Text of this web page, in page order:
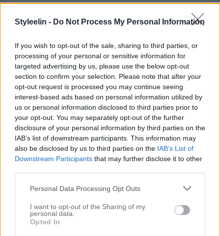
Styleelin - Do Not Process My Personal Information
If you wish to opt-out of the sale, sharing to third parties, or
processing of your personal or sensitive information for
targeted advertising by us, please use the below opt-out
section to confirm your selection. Please note that after your
opt-out request is processed you may continue seeing
interest-based ads based on personal information utilized by
us or personal information disclosed to third parties prior to
your opt-out. You may separately opt-out of the further
disclosure of your personal information by third parties on the
IAB’s list of downstream participants. This information may
also be disclosed by us to third parties on the IAB’s List of
Downstream Participants that may further disclose it to other
Personal Data Processing Opt Outs
I want to opt-out of the Sharing of my
personal data.
Opted In
äntligen repa mig och jag ska iväg till salongen och
jobba imorgon. Denna helg har vi bara tagit det så
var jag fortfarande rätt risig så vi kollade på serier
och bara mös i soffan. I går var det […]
BRÖLLOPS-DEPRESSION, BATTERILJUS &